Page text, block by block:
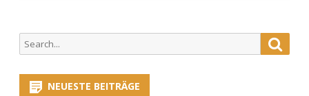
Search
for:
NEUESTE BEITRÄGE